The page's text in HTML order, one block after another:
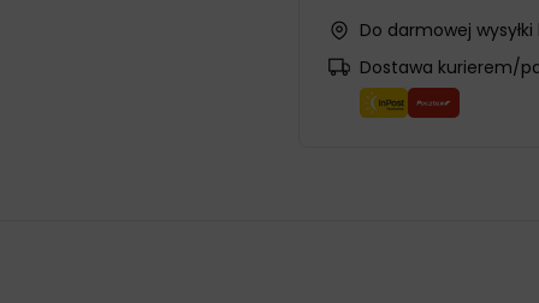
Do darmowej
Dostawa kurierem/